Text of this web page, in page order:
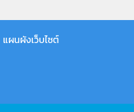
แผนผังเว็บไซต์